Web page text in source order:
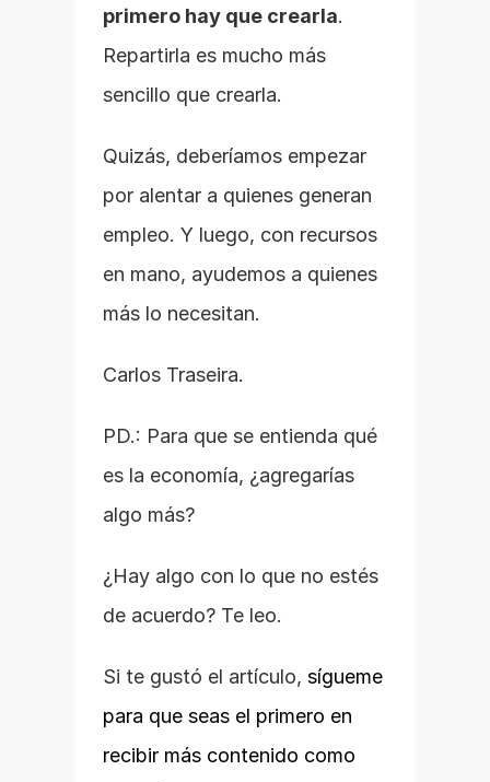
primero hay que crearla.
Repartirla es mucho más
sencillo que crearla.
Quizás, deberíamos empezar
por alentar a quienes generan
empleo. Y luego, con recursos
en mano, ayudemos a quienes
más lo necesitan.
Carlos Traseira.
PD.: Para que se entienda qué
es la economía, ¿agregarías
algo más?
¿Hay algo con lo que no estés
de acuerdo? Te leo.
Si te gustó el artículo, sígueme
para que seas el primero en
recibir más contenido como